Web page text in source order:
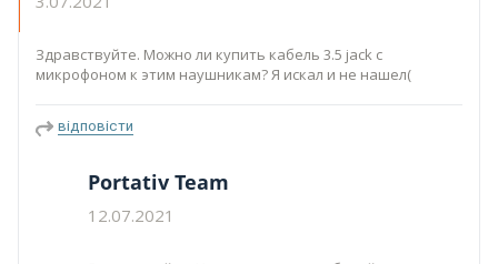
Здравствуйте. Можно ли купить кабель 3.5 jack с
микрофоном к этим наушникам? Я искал и не нашел(
відповісти
Portativ Team
12.07.2021